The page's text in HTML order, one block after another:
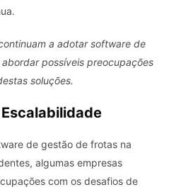
a adotar software de
possíveis preocupações
soluções.
de gestão de frotas na
algumas empresas
com os desafios de